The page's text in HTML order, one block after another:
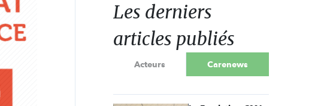
Les derniers
articles publiés
Acteurs Carenews